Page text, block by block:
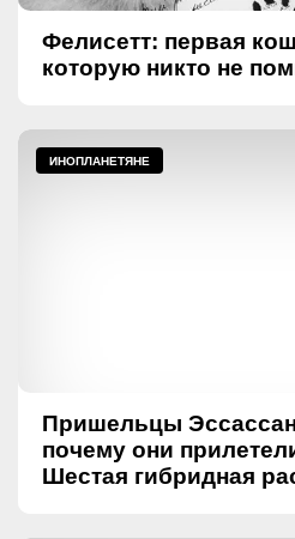
Фелисетт: первая
которую никто не
ИНОПЛАНЕТЯНЕ
Пришельцы
почему они
Шестая гибридная